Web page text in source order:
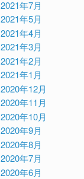
2021年7月
2021年5月
2021年4月
2021年3月
2021年2月
2021年1月
2020年12月
2020年11月
2020年10月
2020年9月
2020年8月
2020年7月
2020年6月